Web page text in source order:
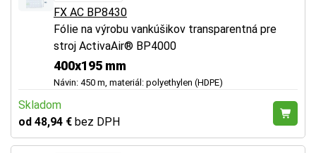
FX AC BP8430
Fólie na výrobu vankúšikov transparentná pre
stroj ActivaAir® BP4000
400x195 mm
Návin: 450 m, materiál: polyethylen (HDPE)
Skladom
od 48,94 € bez DPH